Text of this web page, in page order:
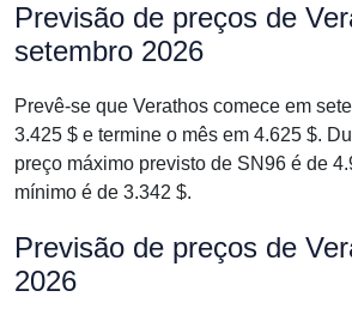
Previsão de preços de
setembro 2026
Prevê-se que Verathos comece em
3.425 $ e termine o mês em 4.625 $.
preço máximo previsto de SN96 é de
mínimo é de 3.342 $.
Previsão de preços de
2026